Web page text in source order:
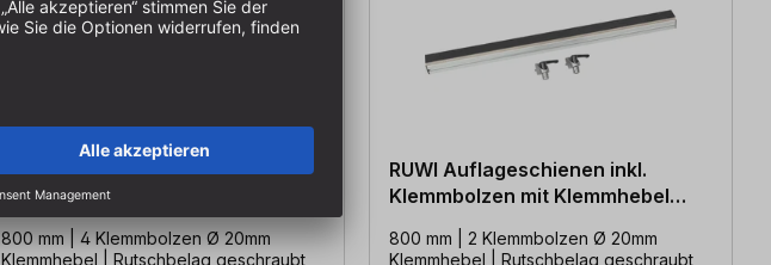
RUWI Auflageschienen-Set inkl.
Klemmbolzen mit Klemmhebel
(800mm)
800 mm | 4 Klemmbolzen Ø 20mm
Klemmhebel | Rutschbelag geschraubt
RUWI Auflageschienen inkl.
Klemmbolzen mit Klemmhebel
800 mm | 2 Klemmbolzen Ø 20mm
Klemmhebel | Rutschbelag geschraubt